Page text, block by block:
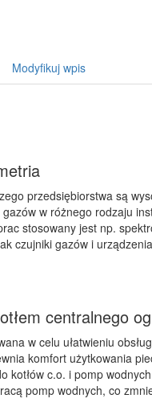
Modyfikuj wpis
przedsiębiorstwa są
w różnego rodzaju
stosowany jest np.
czujniki gazów i
centralnego
w celu ułatwieniu
komfort użytkowania
kotłów c.o. i pomp
pomp wodnych, co